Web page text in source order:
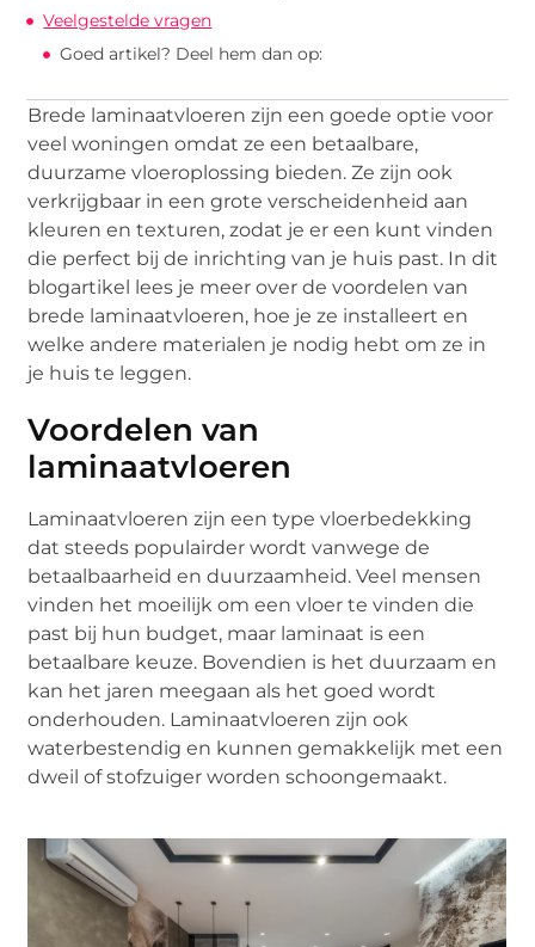
Veelgestelde vragen
Goed artikel? Deel hem dan op:
Brede laminaatvloeren zijn een goede optie voor
veel woningen omdat ze een betaalbare,
duurzame vloeroplossing bieden. Ze zijn ook
verkrijgbaar in een grote verscheidenheid aan
kleuren en texturen, zodat je er een kunt vinden
die perfect bij de inrichting van je huis past. In dit
blogartikel lees je meer over de voordelen van
brede laminaatvloeren, hoe je ze installeert en
welke andere materialen je nodig hebt om ze in
je huis te leggen.
Voordelen van
laminaatvloeren
Laminaatvloeren zijn een type vloerbedekking
dat steeds populairder wordt vanwege de
betaalbaarheid en duurzaamheid. Veel mensen
vinden het moeilijk om een vloer te vinden die
past bij hun budget, maar laminaat is een
betaalbare keuze. Bovendien is het duurzaam en
kan het jaren meegaan als het goed wordt
onderhouden. Laminaatvloeren zijn ook
waterbestendig en kunnen gemakkelijk met een
dweil of stofzuiger worden schoongemaakt.